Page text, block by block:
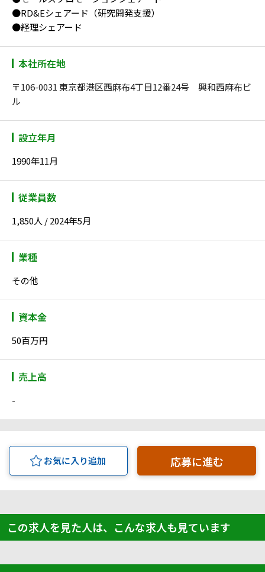
●RD&Eシェアード（研究開発支援）
●経理シェアード
本社所在地
〒106-0031 東京都港区西麻布4丁目12番24号 興和西麻布ビ
ル
設立年月
1990年11月
従業員数
1,850人 / 2024年5月
業種
その他
資本金
50百万円
売上高
-
お気に入り追加 応募に進む
この求人を見た人は、こんな求人も見ています